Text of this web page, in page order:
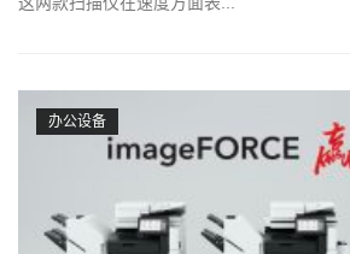
办公设备